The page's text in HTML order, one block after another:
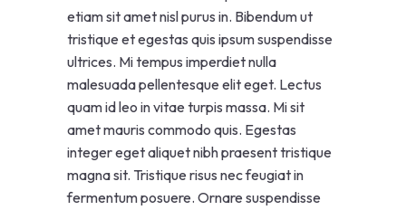
etiam sit amet nisl purus in. Bibendum ut
tristique et egestas quis ipsum suspendisse
ultrices. Mi tempus imperdiet nulla
malesuada pellentesque elit eget. Lectus
quam id leo in vitae turpis massa. Mi sit
amet mauris commodo quis. Egestas
integer eget aliquet nibh praesent tristique
magna sit. Tristique risus nec feugiat in
fermentum posuere. Ornare suspendisse